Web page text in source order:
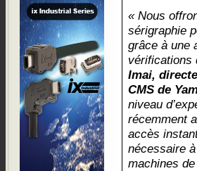
« Nous
sérigraphie
grâce à une
vérifications
Imai,
CMS de
niveau
récemment
accès
nécessaire
machines